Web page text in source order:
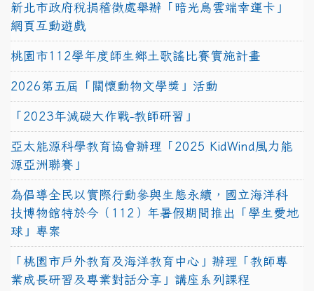
新北市政府稅捐稽徵處舉辦「暗光鳥雲端幸運卡」
網頁互動遊戲
桃園市112學年度師生鄉土歌謠比賽實施計畫
2026第五屆「關懷動物文學獎」活動
「2023年減碳大作戰-教師研習」
亞太能源科學教育協會辦理「2025 KidWind風力能
源亞洲聯賽」
為倡導全民以實際行動參與生態永續，國立海洋科
技博物館特於今（112）年暑假期間推出「學生愛地
球」專案
「桃園市戶外教育及海洋教育中心」辦理「教師專
業成長研習及專業對話分享」講座系列課程